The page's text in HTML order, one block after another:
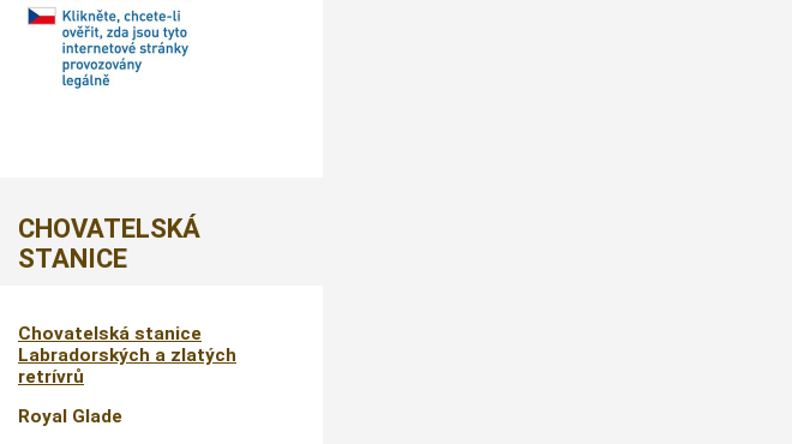
CHOVATELSKÁ
STANICE
Chovatelská stanice
Labradorských a zlatých
retrívrů
Royal Glade